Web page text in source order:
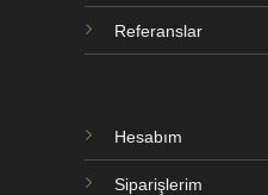
Referanslar
Hesabım
Siparişlerim